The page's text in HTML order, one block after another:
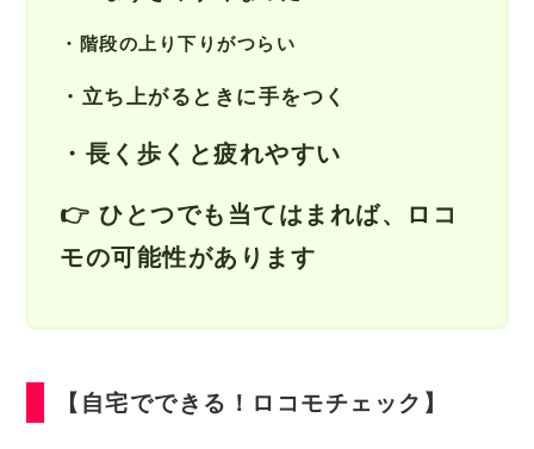
・階段の上り下りがつらい
・立ち上がるときに手をつく
・長く歩くと疲れやすい
👉 ひとつでも当てはまれば、ロコ
モの可能性があります
【自宅でできる！ロコモチェック】